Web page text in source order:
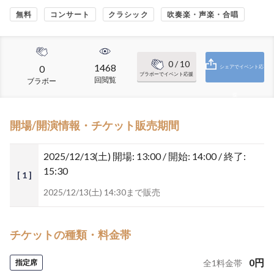
無料 コンサート クラシック 吹奏楽・声楽・合唱
0
ブラボー
1468
回閲覧
0/ 10
ブラボーでイベント応援
シェアでイベント応
開場/開演情報・チケット販売期間
[ 1 ]
2025/12/13(土) 開場: 13:00 / 開始: 14:00 / 終了:
15:30
2025/12/13(土) 14:30まで販売
チケットの種類・料金帯
指定席 全1料金帯 0円